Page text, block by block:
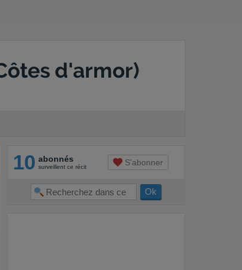
d'armor)
10 abonnés
surveillent ce récit S'abonner